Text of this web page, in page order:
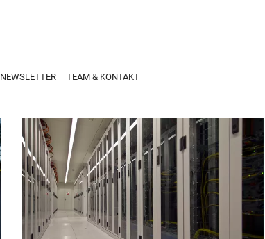
NEWSLETTER TEAM & KONTAKT